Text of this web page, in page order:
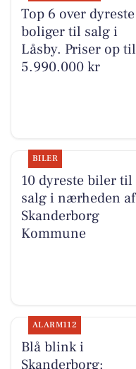
Top 6 over dyreste
boliger til salg i
Låsby. Priser op til
5.990.000 kr
BILER
10 dyreste biler til
salg i nærheden af
Skanderborg
Kommune
ALARM112
Blå blink i
Skanderborg: